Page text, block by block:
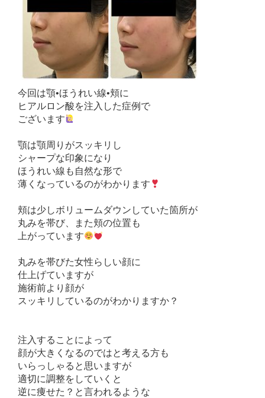
今回は顎•ほうれい線•頬に
ヒアルロン酸を注入した症例で
ございます
顎は顎周りがスッキリし
シャープな印象になり
ほうれい線も自然な形で
薄くなっているのがわかります
頬は少しボリュームダウンしていた箇所が
丸みを帯び、また頬の位置も
上がっています
丸みを帯びた女性らしい顔に
仕上げていますが
施術前より顔が
スッキリしているのがわかりますか？
注入することによって
顔が大きくなるのではと考える方も
いらっしゃると思いますが
適切に調整をしていくと
逆に痩せた？と言われるような